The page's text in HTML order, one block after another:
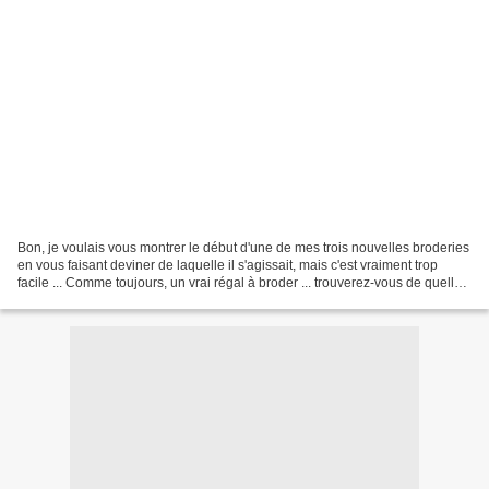
Bon, je voulais vous montrer le début d'une de mes trois nouvelles broderies
en vous faisant deviner de laquelle il s'agissait, mais c'est vraiment trop
facile ... Comme toujours, un vrai régal à broder ... trouverez-vous de quelle